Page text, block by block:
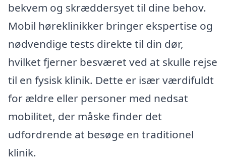
bekvem og skræddersyet til dine behov.
Mobil høreklinikker bringer ekspertise og
nødvendige tests direkte til din dør,
hvilket fjerner besværet ved at skulle rejse
til en fysisk klinik. Dette er især værdifuldt
for ældre eller personer med nedsat
mobilitet, der måske finder det
udfordrende at besøge en traditionel
klinik.